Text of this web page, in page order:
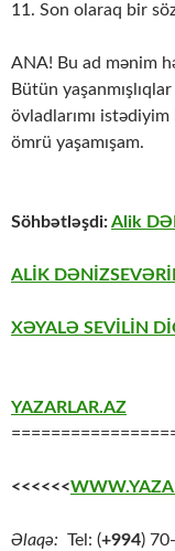
11. Son olaraq bir
ANA! Bu ad mənim
Bütün
övladlarımı
ömrü yaşamışam.
Söhbətləşdi:Alik
ALİK
XƏYALƏ SEVİLİN
YAZARLAR.AZ
<<<<<<
Əlaqə: Tel: (+994)